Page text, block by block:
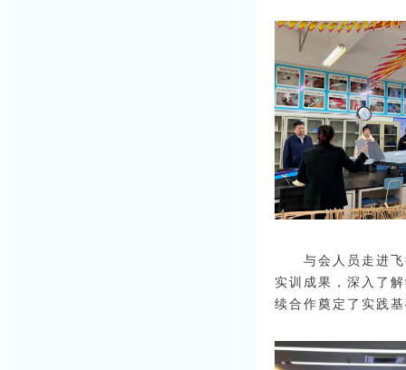
与会人员走进
实训成果，深入了
续合作奠定了实践